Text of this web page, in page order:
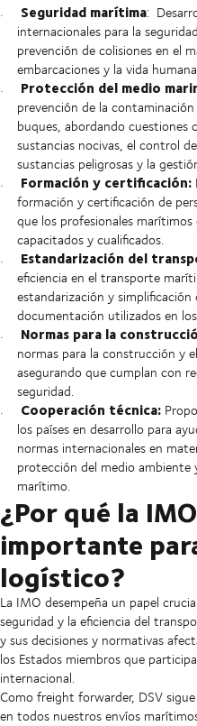
Seguridad marítima:
internacionales para la
prevención de colisiones en el
embarcaciones y la vida
Protección del medio
prevención de la
buques, abordando cuestiones
sustancias nocivas, el control
sustancias peligrosas y la
Formación y certificación:
formación y certificación de
que los profesionales
capacitados y cualificados.
Estandarización del
eficiencia en el transporte
estandarización y
documentación utilizados en
Normas para la
normas para la construcción y
asegurando que cumplan con
seguridad.
Cooperación técnica:
los países en desarrollo para
normas internacionales en
protección del medio ambiente
marítimo.
¿Por qué la
importante
logístico?
La IMO desempeña un papel
seguridad y la eficiencia del
y sus decisiones y normativas
los Estados miembros que
internacional.
Como freight forwarder, DSV
en todos nuestros envíos